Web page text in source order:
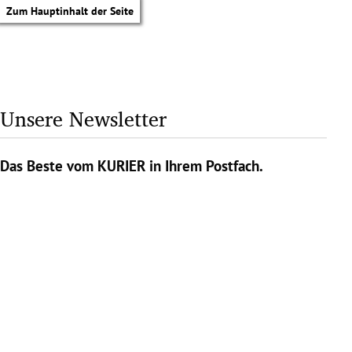
Zum Hauptinhalt der Seite
Unsere Newsletter
Das Beste vom KURIER in Ihrem Postfach.